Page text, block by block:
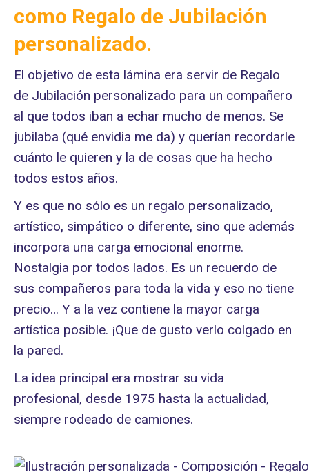
como Regalo de Jubilación
personalizado.
El objetivo de esta lámina era servir de Regalo
de Jubilación personalizado para un compañero
al que todos iban a echar mucho de menos. Se
jubilaba (qué envidia me da) y querían recordarle
cuánto le quieren y la de cosas que ha hecho
todos estos años.
Y es que no sólo es un regalo personalizado,
artístico, simpático o diferente, sino que además
incorpora una carga emocional enorme.
Nostalgia por todos lados. Es un recuerdo de
sus compañeros para toda la vida y eso no tiene
precio… Y a la vez contiene la mayor carga
artística posible. ¡Que de gusto verlo colgado en
la pared.
La idea principal era mostrar su vida
profesional, desde 1975 hasta la actualidad,
siempre rodeado de camiones.